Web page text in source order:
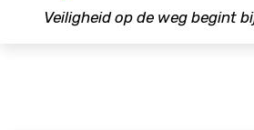
Veiligheid op de weg begint